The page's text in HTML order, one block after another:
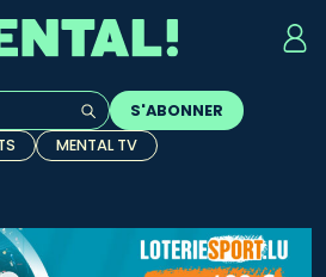
l'auto-complétion sont
S'ABONNER
MENTAL TV